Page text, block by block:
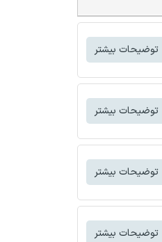
توضیحات بیشتر
توضیحات بیشتر
توضیحات بیشتر
توضیحات بیشتر